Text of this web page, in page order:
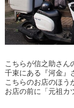
こちらが信之助さん
千束にある『河金』
こちらのお店のほう
お店の前に「元祖カ